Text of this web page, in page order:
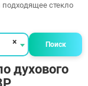
стекло
× Поиск
духового